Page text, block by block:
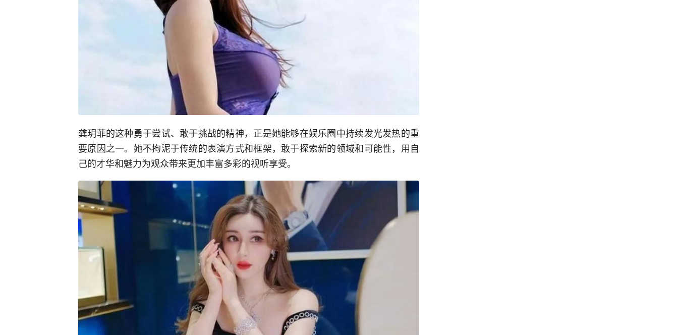
龚玥菲的这种勇于尝试、敢于挑战的精神，正是她能够在娱乐圈中持续发光发热的重
要原因之一。她不拘泥于传统的表演方式和框架，敢于探索新的领域和可能性，用自
己的才华和魅力为观众带来更加丰富多彩的视听享受。